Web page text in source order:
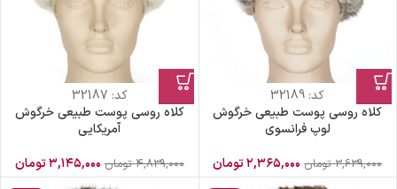
کد: 32189
کلاه روسی پوست طبیعی خرگوش
لوپ فرانسوی
۳,۶۳۹,۰۰۰ تومان ۲,۳۶۵,۰۰۰تومان
کد: 32187
کلاه روسی پوست طبیعی خرگوش
آمریکایی
۴,۸۳۹,۰۰۰ تومان ۳,۱۴۵,۰۰۰تومان